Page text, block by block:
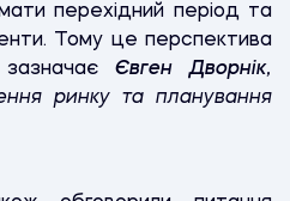
перехідний період та
Тому це перспектива
зазначаєЄвген Дворнік,
ринку та планування